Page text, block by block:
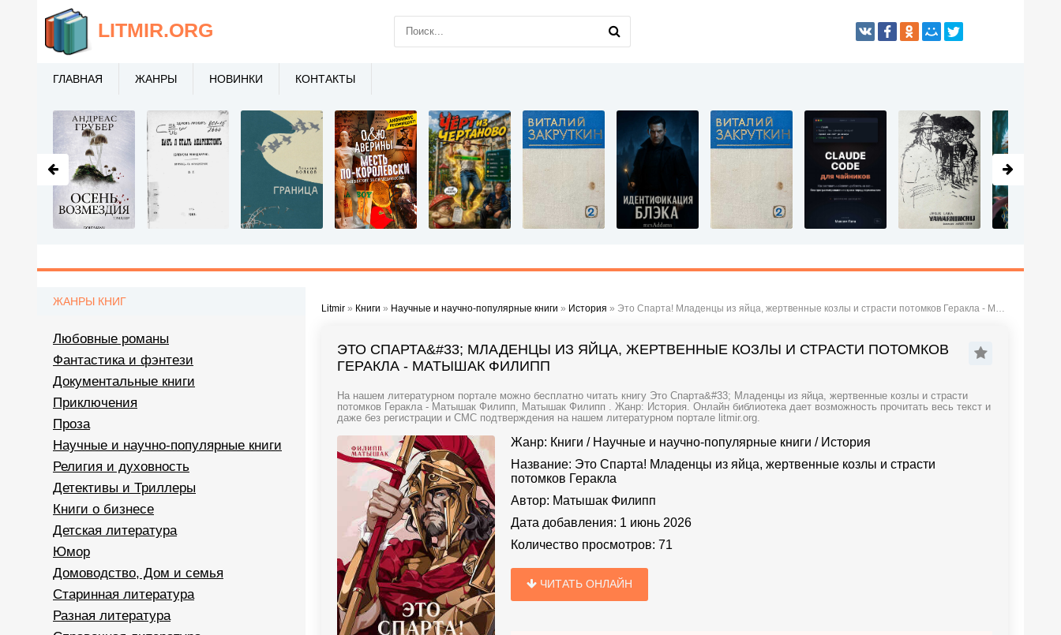
Litmir » Книги » Научные и научно-популярные книги » История » Это Спарта! Младенцы из яйца, жертвенные козлы и страсти потомков Геракла - Матышак Филипп
ЭТО СПАРТА&#33; МЛАДЕНЦЫ ИЗ ЯЙЦА, ЖЕРТВЕННЫЕ КОЗЛЫ И СТРАСТИ ПОТОМКОВ
ГЕРАКЛА - МАТЫШАК ФИЛИПП
На нашем литературном портале можно бесплатно читать книгу Это Спарта&#33; Младенцы из яйца, жертвенные козлы и страсти
потомков Геракла - Матышак Филипп, Матышак Филипп . Жанр: История. Онлайн библиотека дает возможность прочитать весь текст и
даже без регистрации и СМС подтверждения на нашем литературном портале litmir.org.
Жанр: Книги / Научные и научно-популярные книги / История
Название: Это Спарта! Младенцы из яйца, жертвенные козлы и страсти
потомков Геракла
Автор: Матышак Филипп
Дата добавления: 1 июнь 2026
Количество просмотров: 71
ЧИТАТЬ ОНЛАЙН
ЖАНРЫ КНИГ
Любовные романы
Фантастика и фэнтези
Документальные книги
Приключения
Проза
Научные и научно-популярные книги
Религия и духовность
Детективы и Триллеры
Книги о бизнесе
Детская литература
Юмор
Домоводство, Дом и семья
Старинная литература
Разная литература
LITMIR.ORG
ГЛАВНАЯ ЖАНРЫ НОВИНКИ КОНТАКТЫ